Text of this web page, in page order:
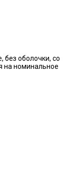
без оболочки, со
на номинальное